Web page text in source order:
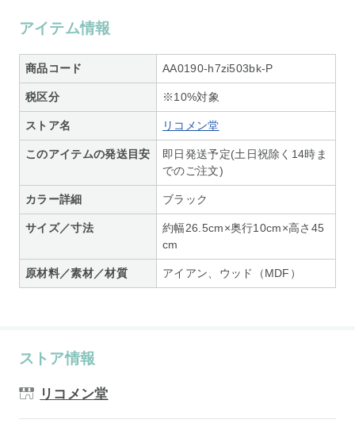
アイテム情報
商品コード AA0190-h7zi503bk-P
税区分 ※10%対象
ストア名 リコメン堂
このアイテムの発送目安
即日発送予定(土日祝除く14時ま
でのご注文)
カラー詳細 ブラック
サイズ／寸法
約幅26.5cm×奥行10cm×高さ45
cm
原材料／素材／材質 アイアン、ウッド（MDF）
ストア情報
リコメン堂